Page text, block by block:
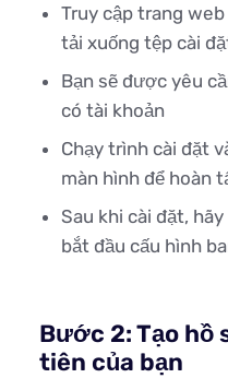
Truy cập trang
tải xuống tệp cài
Bạn sẽ được yêu
có tài khoản
Chạy trình cài đặt
màn hình để hoàn
Sau khi cài đặt,
bắt đầu cấu hình
Bước 2: Tạo
tiên của bạn